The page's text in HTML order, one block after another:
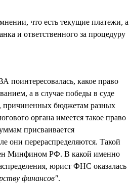
что есть текущие платежи, а
и ответственного за процедуру
поинтересовалась, какое право
а в случае победы в суде
причиненных бюджетам разных
органа имеется такое право
присваивается
они перераспределяются. Такой
Минфином РФ. В какой именно
юрист ФНС оказалась
финансов".